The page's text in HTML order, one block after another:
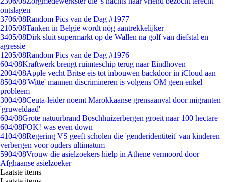
ontslagen
3706/08Random Pics van de Dag #1977
2105/08Tanken in België wordt nóg aantrekkelijker
3405/08Dirk sluit supermarkt op de Wallen na golf van diefstal en
agressie
1205/08Random Pics van de Dag #1976
604/08Kraftwerk brengt ruimteschip terug naar Eindhoven
2004/08Apple vecht Britse eis tot inbouwen backdoor in iCloud aan
8504/08'Witte' mannen discrimineren is volgens OM geen enkel
probleem
3004/08Ceuta-leider noemt Marokkaanse grensaanval door migranten
'gruweldaad'
604/08Grote natuurbrand Boschhuizerbergen groeit naar 100 hectare
604/08FOK! was even down
4104/08Regering VS geeft scholen die 'genderidentiteit' van kinderen
verbergen voor ouders ultimatum
5904/08Vrouw die asielzoekers hielp in Athene vermoord door
Afghaanse asielzoeker
Laatste items